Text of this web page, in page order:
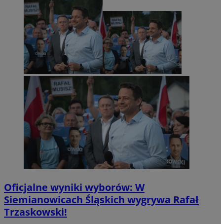
Oficjalne wyniki wyborów: W
Siemianowicach Śląskich wygrywa Rafał
Trzaskowski!